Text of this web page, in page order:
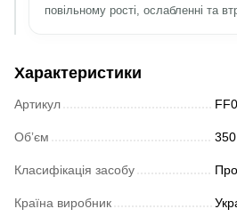
повільному рості, ослабленні та
Характеристики
Артикул
Обʼєм
Класифікація засобу
Країна виробник